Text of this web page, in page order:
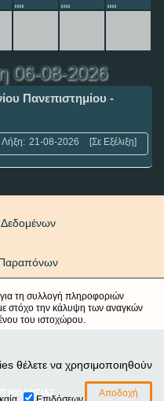
06-08-2026
Πανεπιστημίου -
Λήξη: 21-08-2026 [Σε Εξέλιξη]
Παραπόνων
τη συλλογή πληροφοριών
στόχο την κάλυψη των αναγκών
του ιστοχώρου.
θέλετε να χρησιμοποιηθούν